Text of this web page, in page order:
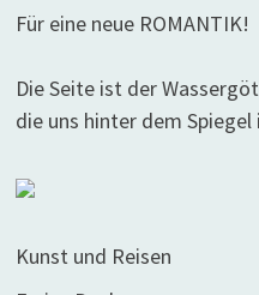
Für eine neue ROMANTIK!
Die Seite ist der
die uns hinter dem
Kunst und Reisen